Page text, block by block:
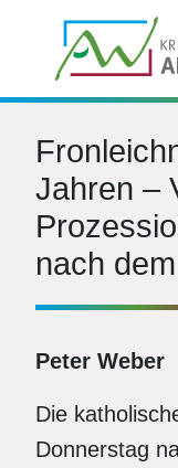
Jahren –
nach
Peter Weber
Die
Donnerstag